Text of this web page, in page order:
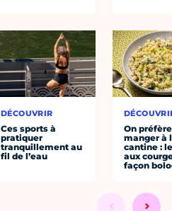
DÉCOUVRIR
Ces sports à
pratiquer
tranquillement au
fil de l’eau
On préfère
manger à
cantine :
aux
façon